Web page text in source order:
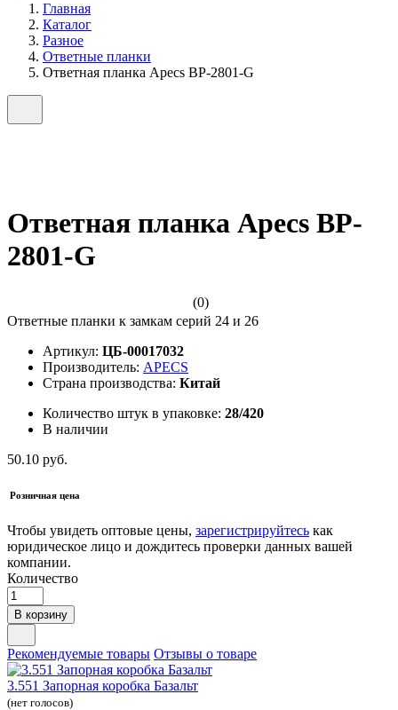
Главная
Каталог
Разное
Ответные планки
Ответная планка Apecs BP-2801-G
Ответная планка Apecs BP-
2801-G
(0)
Ответные планки к замкам серий 24 и 26
Артикул: ЦБ-00017032
Производитель: APECS
Страна производства: Китай
Количество штук в упаковке: 28/420
В наличии
50.10 руб.
Розничная цена
Чтобы увидеть оптовые цены, зарегистрируйтесь как
юридическое лицо и дождитесь проверки данных вашей
компании.
Количество
В корзину
Рекомендуемые товары Отзывы о товаре
3.551 Запорная коробка Базальт
(нет голосов)